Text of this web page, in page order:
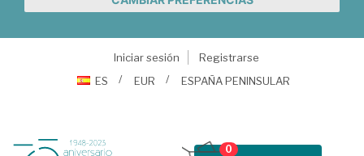
Iniciar sesión
Registrarse
ES
EUR ESPAÑA PENINSULAR
0